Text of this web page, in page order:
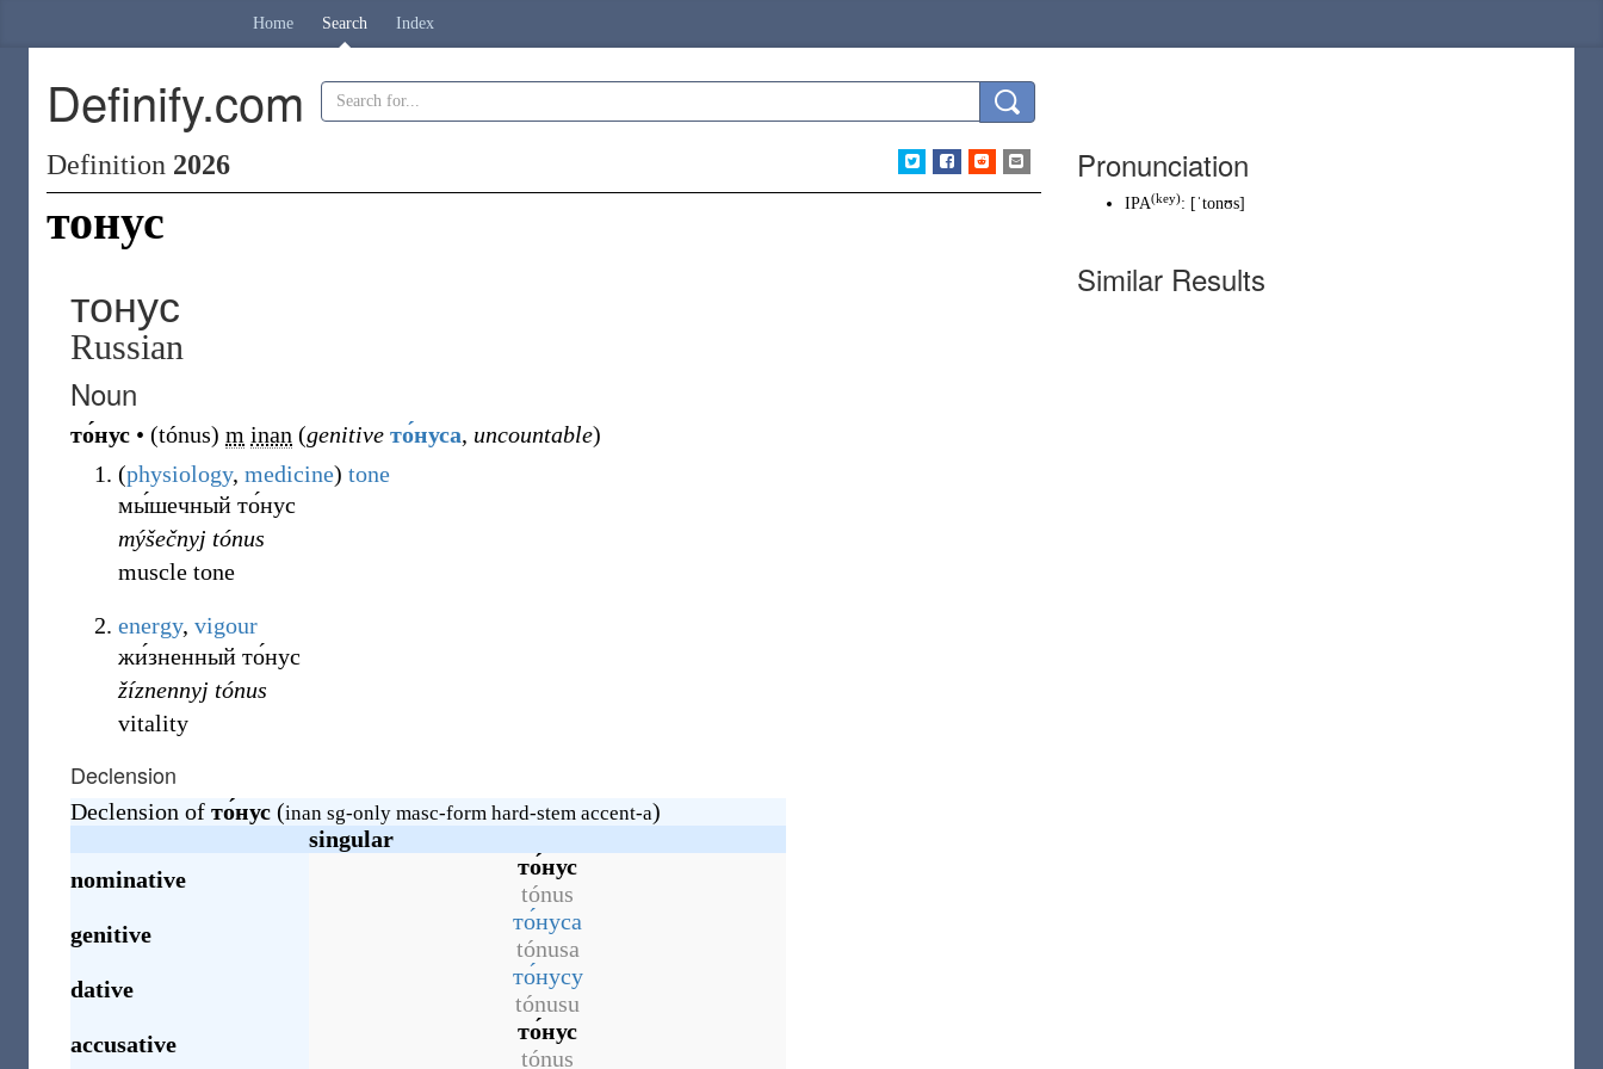
Home Search Index
Definify.com
Definition 2026
тонус
тонус
Russian
Noun
то́нус • (tónus) m inan (genitive то́нуса, uncountable)
(physiology, medicine) tone
мы́шечный то́нус
mýšečnyj tónus
muscle tone
energy, vigour
жи́зненный то́нус
žíznennyj tónus
vitality
Declension
Declension of то́нус (inan sg-only masc-form hard-stem accent-a)
singular
nominative
то́нус
tónus
genitive
то́нуса
tónusa
dative
то́нусу
tónusu
accusative
то́нус
tónus
Pronunciation
IPA(key): [ˈtonʊs]
Similar Results